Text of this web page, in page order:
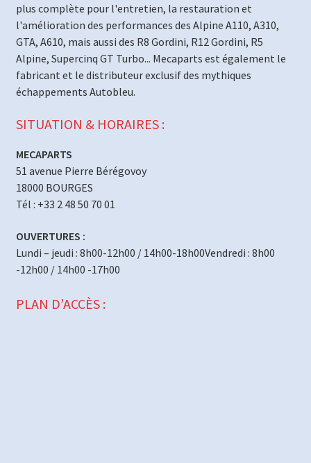
plus complète pour l'entretien, la restauration et
l'amélioration des performances des Alpine A110, A310,
GTA, A610, mais aussi des R8 Gordini, R12 Gordini, R5
Alpine, Supercinq GT Turbo... Mecaparts est également le
fabricant et le distributeur exclusif des mythiques
échappements Autobleu.
SITUATION & HORAIRES :
MECAPARTS
51 avenue Pierre Bérégovoy
18000 BOURGES
Tél : +33 2 48 50 70 01
OUVERTURES :
Lundi – jeudi : 8h00-12h00 / 14h00-18h00Vendredi : 8h00
-12h00 / 14h00 -17h00
PLAN D’ACCÈS :